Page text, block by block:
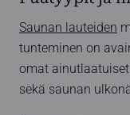
Saunan lauteiden
tunteminen on
omat
sekä saunan